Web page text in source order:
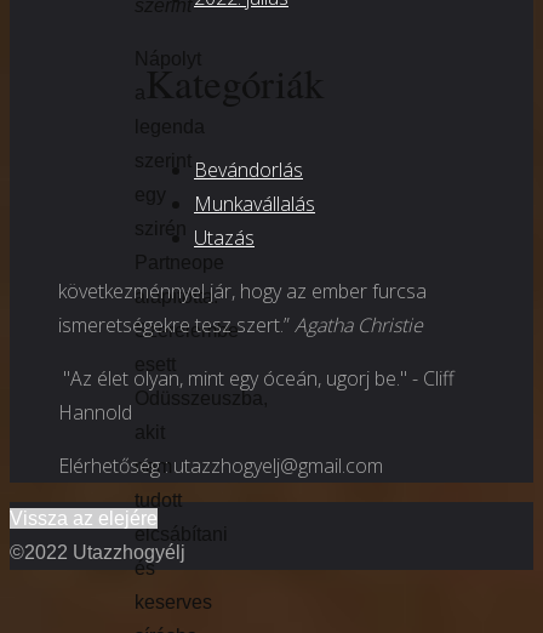
szerint
Nápolyt
a
legenda
szerint
egy
szirén
Partneope
alapította.
Szerelembe
esett
Odüsszeuszba,
akit
nem
tudott
elcsábítani
és
keserves
Kategóriák
Bevándorlás
Munkavállalás
Utazás
következménnyel jár, hogy az ember furcsa
ismeretségekre tesz szert.”Agatha Christie
"Az élet olyan, mint egy óceán, ugorj be." - Cliff
Hannold
Elérhetőség : utazzhogyelj@gmail.com
Vissza az elejére
©2022 Utazzhogyélj